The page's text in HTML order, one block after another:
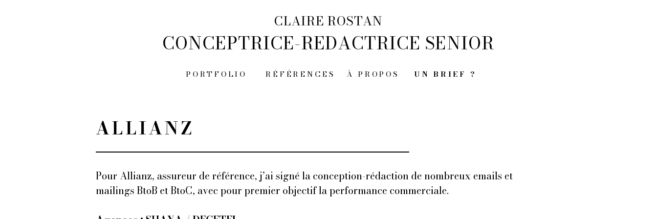
CLAIRE ROSTAN
CONCEPTRICE-REDACTRICE SENIOR
PORTFOLIO RÉFÉRENCES À PROPOS UN BRIEF ?
ALLIANZ
Pour Allianz, assureur de référence, j’ai signé la conception-rédaction de nombreux emails et
mailings BtoB et BtoC, avec pour premier objectif la performance commerciale.